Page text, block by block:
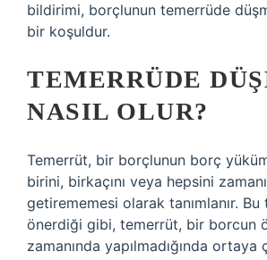
bildirimi, borçlunun temerrüde
bir koşuldur.
TEMERRÜDE
NASIL OLUR?
Temerrüt, bir borçlunun borç
birini, birkaçını veya hepsini
getirememesi olarak tanımlanır. Bu
önerdiği gibi, temerrüt, bir borcun
zamanında yapılmadığında ortaya